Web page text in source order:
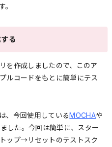
。
る
を作成しましたので、このア
ルコードをもとに簡単にテス
、今回使用しているMOCHAや
した。今回は簡単に、スター
ップ→リセットのテストスク